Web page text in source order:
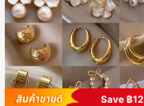
Save ฿12